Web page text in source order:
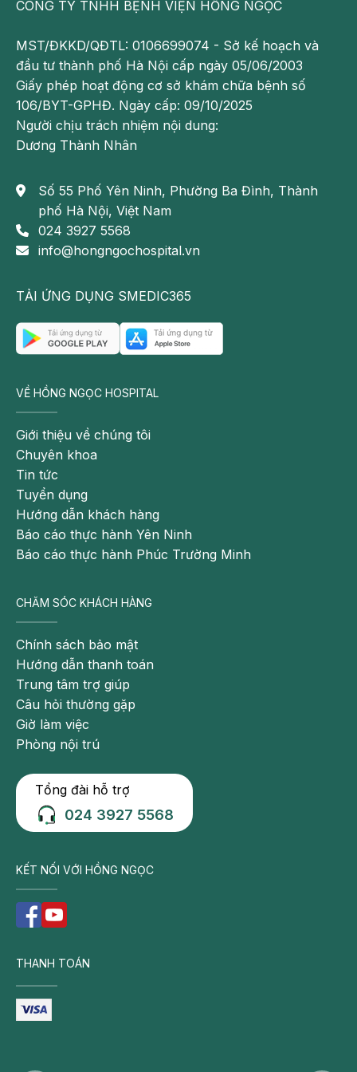
Trung tâm Tiêu hoá – Bệnh viện Đa khoa
Bệnh viện Đa khoa Hồng Ngọc Phúc
Trường Minh – Số 8 Châu Văn Liêm, Nam
Từ Liêm, Hà Nội
Bệnh viện Đa khoa Hồng Ngọc – 55 Yên
Ninh, Ba Đình, Hà Nội
Phòng khám Hồng Ngọc Savico Long Biên
Nguyễn Văn Linh, Long Biên, Hà Nội
Hotline:0911 908 856 – 0932 232 016
Email: khamsuckhoecanhan@hongngochospi
chương trình Ưu đãi tại:
https://www.facebook.com/trungtamtieuhoaB
VHongNgoc
CÔNG TY TNHH BỆNH VIỆN HỒNG NGỌC
MST/ĐKKD/QĐTL: 0106699074 - Sở kế hoạch và
đầu tư thành phố Hà Nội cấp ngày 05/06/2003
Giấy phép hoạt động cơ sở khám chữa bệnh số
106/BYT-GPHĐ. Ngày cấp: 09/10/2025
Người chịu trách nhiệm nội dung:
Dương Thành Nhân
Số 55 Phố Yên Ninh, Phường Ba Đình, Thành
phố Hà Nội, Việt Nam
024 3927 5568
info@hongngochospital.vn
TẢI ỨNG DỤNG SMEDIC365
VỀ HỒNG NGỌC HOSPITAL
Giới thiệu về chúng tôi
Chuyên khoa
Tin tức
Tuyển dụng
Hướng dẫn khách hàng
Báo cáo thực hành Yên Ninh
Báo cáo thực hành Phúc Trường Minh
CHĂM SÓC KHÁCH HÀNG
Chính sách bảo mật
Hướng dẫn thanh toán
Trung tâm trợ giúp
Câu hỏi thường gặp
Giờ làm việc
Phòng nội trú
Tổng đài hỗ trợ
024 3927 5568
KẾT NỐI VỚI HỒNG NGỌC
THANH TOÁN